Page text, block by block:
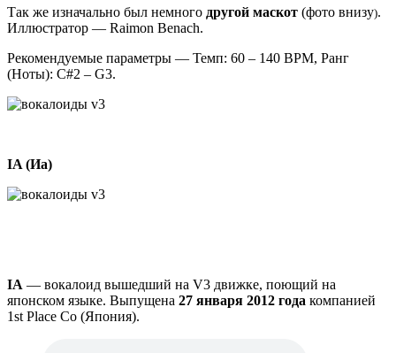
Так же изначально был немного другой маскот (фото внизу).
Иллюстратор — Raimon Benach.
Рекомендуемые параметры — Темп: 60 – 140 BPM, Ранг
(Ноты): C#2 – G3.
IA (Иа)
IA — вокалоид вышедший на V3 движке, поющий на
японском языке. Выпущена 27 января 2012 года компанией
1st Place Co (Япония).